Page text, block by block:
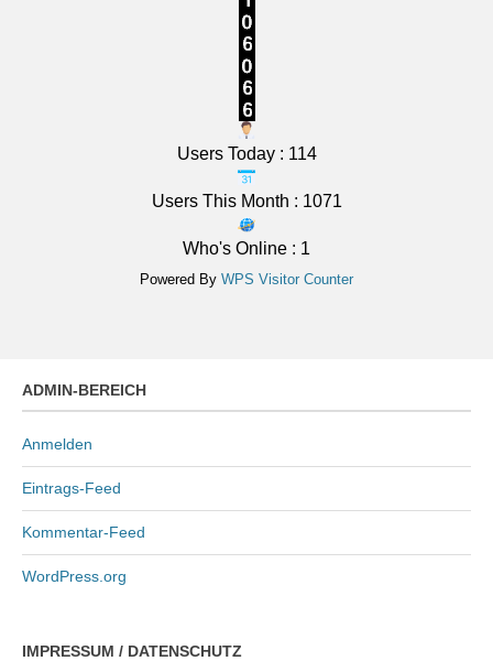
Users Today : 114
Users This Month : 1071
Who's Online : 1
Powered By WPS Visitor Counter
ADMIN-BEREICH
Anmelden
Eintrags-Feed
Kommentar-Feed
WordPress.org
IMPRESSUM / DATENSCHUTZ